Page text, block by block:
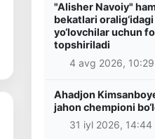
"Alisher Navoiy"
bekatlari
yo‘lovchilar uchun
topshiriladi
4 avg 2026, 10:29
Ahadjon
jahon chempioni
31 iyl 2026, 14:44